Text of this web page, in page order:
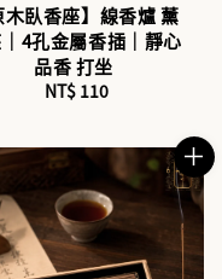
木臥香座】線香爐 薰
4孔金屬香插｜靜心
品香 打坐
Regular
NT$ 110